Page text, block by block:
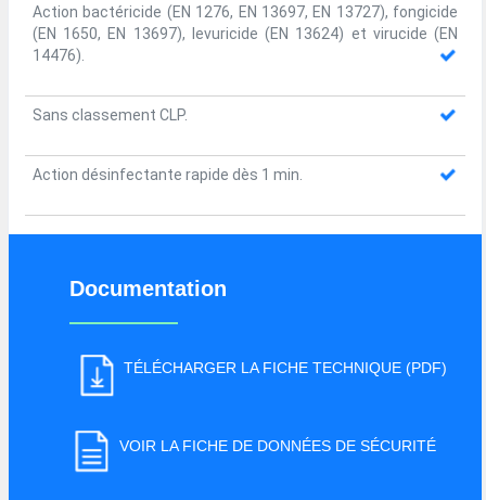
Action bactéricide (EN 1276, EN 13697, EN 13727), fongicide
(EN 1650, EN 13697), levuricide (EN 13624) et virucide (EN
14476).
Sans classement CLP.
Action désinfectante rapide dès 1 min.
Documentation
TÉLÉCHARGER LA FICHE TECHNIQUE (PDF)
VOIR LA FICHE DE DONNÉES DE SÉCURITÉ